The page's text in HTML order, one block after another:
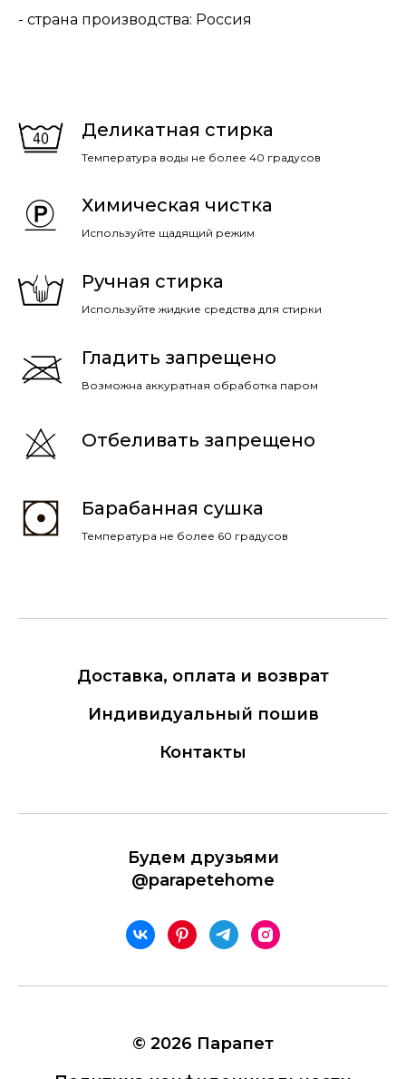
- страна производства: Россия
Деликатная стирка
Температура воды не более 40 градусов
Химическая чистка
Используйте щадящий режим
Ручная стирка
Используйте жидкие средства для стирки
Гладить запрещено
Возможна аккуратная обработка паром
Отбеливать запрещено
Барабанная сушка
Температура не более 60 градусов
Доставка, оплата и возврат
Индивидуальный пошив
Контакты
Будем друзьями
@parapetehome
© 2026 Парапет